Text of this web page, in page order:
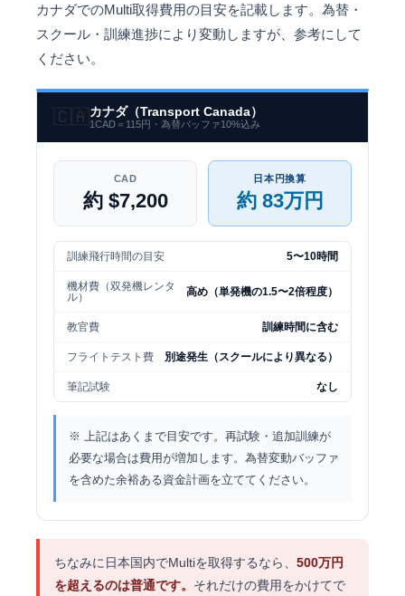
カナダでのMulti取得費用の目安を記載します。為替・
スクール・訓練進捗により変動しますが、参考にして
ください。
🇨🇦カナダ（Transport Canada）
1CAD＝115円・為替バッファ10%込み
CAD
約 $7,200
日本円換算
約 83万円
訓練飛行時間の目安 5〜10時間
機材費（双発機レンタ
ル）
高め（単発機の1.5〜2倍程度）
教官費 訓練時間に含む
フライトテスト費 別途発生（スクールにより異なる）
筆記試験 なし
※ 上記はあくまで目安です。再試験・追加訓練が
必要な場合は費用が増加します。為替変動バッファ
を含めた余裕ある資金計画を立ててください。
ちなみに日本国内でMultiを取得するなら、 500万円
を超えるのは普通です。 それだけの費用をかけてで